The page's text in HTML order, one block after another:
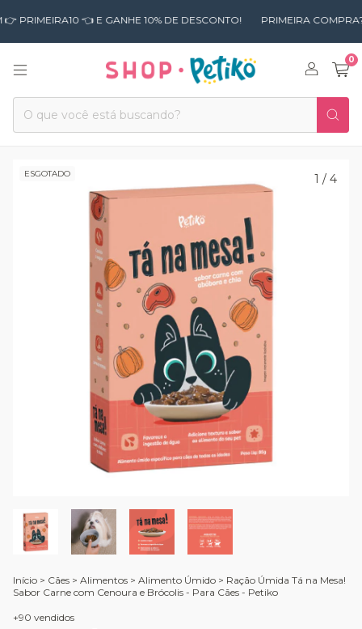
👈 E GANHE 10% DE DESCONTO! PRIMEIRA COMPRA? USE
0
ESGOTADO 1 / 4
Início > Cães > Alimentos > Alimento Úmido > Ração Úmida Tá na Mesa!
Sabor Carne com Cenoura e Brócolis - Para Cães - Petiko
+90 vendidos